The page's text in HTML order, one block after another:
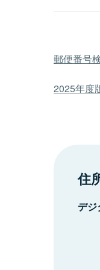
郵便番号
2025年度
住
デ